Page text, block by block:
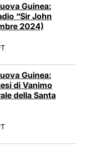
Guinea:
“Sir John
2024)
Guinea:
di Vanimo
della Santa